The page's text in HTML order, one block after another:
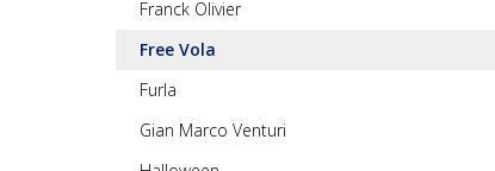
Franck Olivier
Free Vola
Furla
Gian Marco Venturi